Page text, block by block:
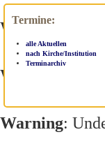
Warning :
Warning :
Warning:
Termine:
alle Aktuellen
nach Kirche/Institution
Terminarchiv